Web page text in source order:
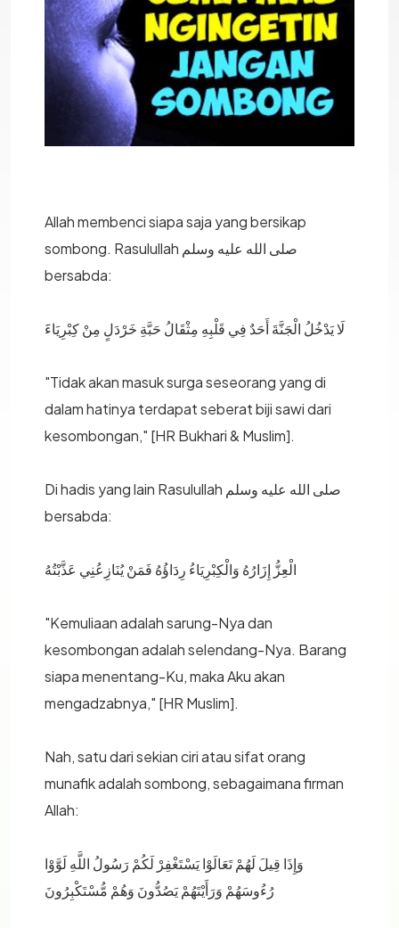
Allah membenci siapa saja yang bersikap
sombong. Rasulullah صلى الله عليه وسلم
bersabda:
َلَا يَدْخُلُ الْجَنَّةَ أَحَدٌ فِي قَلْبِهِ مِثْقَالُ حَبَّةِ خَرْدَلٍ مِنْ كِبْرِيَاءَ
"Tidak akan masuk surga seseorang yang di
dalam hatinya terdapat seberat biji sawi dari
kesombongan," [HR Bukhari & Muslim].
Di hadis yang lain Rasulullah صلى الله عليه وسلم
bersabda:
الْعِزُّ إِزَارُهُ وَالْكِبْرِيَاءُ رِدَاؤُهُ فَمَنْ يُنَازِعُنِي عَذَّبْتُهُ
"Kemuliaan adalah sarung-Nya dan
kesombongan adalah selendang-Nya. Barang
siapa menentang-Ku, maka Aku akan
mengadzabnya," [HR Muslim].
Nah, satu dari sekian ciri atau sifat orang
munafik adalah sombong, sebagaimana firman
Allah:
وَإِذَا قِيلَ لَهُمْ تَعَالَوْا يَسْتَغْفِرْ لَكُمْ رَسُولُ اللَّهِ لَوَّوْا
رُءُوسَهُمْ وَرَأَيْتَهُمْ يَصُدُّونَ وَهُمْ مُّسْتَكْبِرُونَ